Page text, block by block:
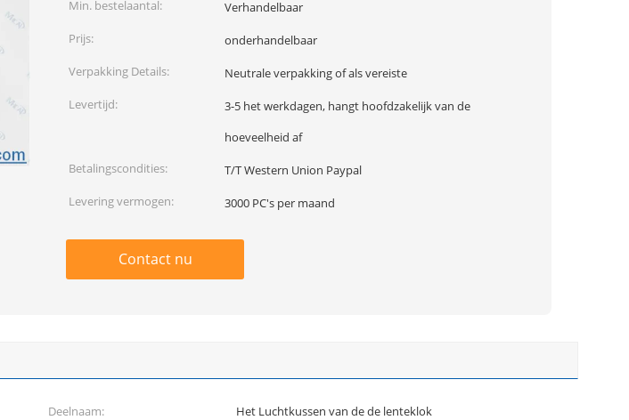
Min. bestelaantal:
Verhandelbaar
Prijs:
onderhandelbaar
Verpakking Details:
Neutrale verpakking of als vereiste
Levertijd:
3-5 het werkdagen, hangt hoofdzakelijk van de
hoeveelheid af
Betalingscondities:
T/T Western Union Paypal
Levering vermogen:
3000 PC's per maand
Contact nu
Deelnaam:
Het Luchtkussen van de de lenteklok